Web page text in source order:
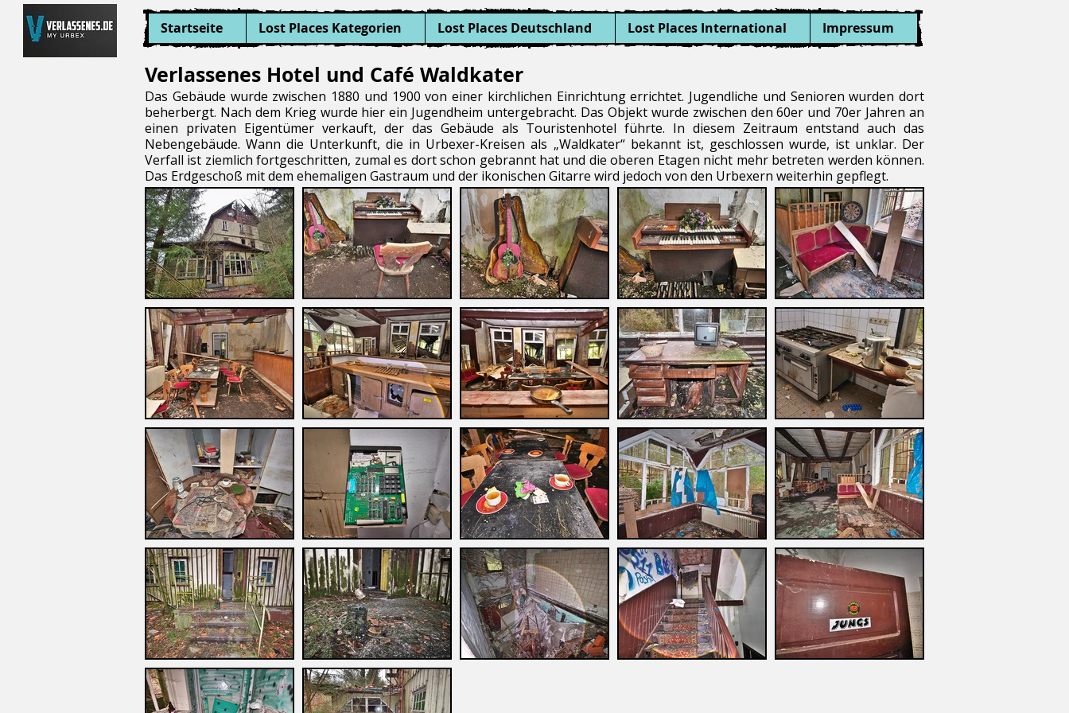
Startseite Lost Places Kategorien Lost Places Deutschland Lost Places International Impressum
Verlassenes Hotel und Café Waldkater
Das Gebäude wurde zwischen 1880 und 1900 von einer kirchlichen Einrichtung errichtet. Jugendliche und Senioren wurden dort
beherbergt. Nach dem Krieg wurde hier ein Jugendheim untergebracht. Das Objekt wurde zwischen den 60er und 70er Jahren an
einen privaten Eigentümer verkauft, der das Gebäude als Touristenhotel führte. In diesem Zeitraum entstand auch das
Nebengebäude. Wann die Unterkunft, die in Urbexer-Kreisen als „Waldkater“ bekannt ist, geschlossen wurde, ist unklar. Der
Verfall ist ziemlich fortgeschritten, zumal es dort schon gebrannt hat und die oberen Etagen nicht mehr betreten werden können.
Das Erdgeschoß mit dem ehemaligen Gastraum und der ikonischen Gitarre wird jedoch von den Urbexern weiterhin gepflegt.